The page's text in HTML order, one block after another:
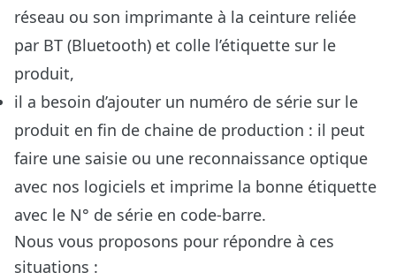
réseau ou son imprimante à la ceinture reliée
par BT (Bluetooth) et colle l’étiquette sur le
produit,
il a besoin d’ajouter un numéro de série sur le
produit en fin de chaine de production : il peut
faire une saisie ou une reconnaissance optique
avec nos logiciels et imprime la bonne étiquette
avec le N° de série en code-barre.
Nous vous proposons pour répondre à ces
situations :